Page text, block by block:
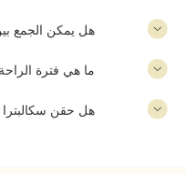
هل يمكن الجمع
ما هي فترة
هل حقن سكالبترا